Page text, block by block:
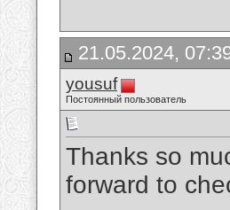
21.05.2024,
yousuf
Постоянный пользователь
Thanks so
forward to